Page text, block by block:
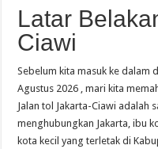
Latar
Ciawi
Sebelum kita masuk ke dalam
Agustus 2026 , mari kita
Jalan tol Jakarta-Ciawi adalah
menghubungkan Jakarta, ibu
kota kecil yang terletak di